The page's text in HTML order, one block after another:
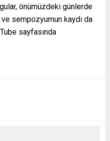
önümüzdeki günlerde
sempozyumun kaydı da
sayfasında